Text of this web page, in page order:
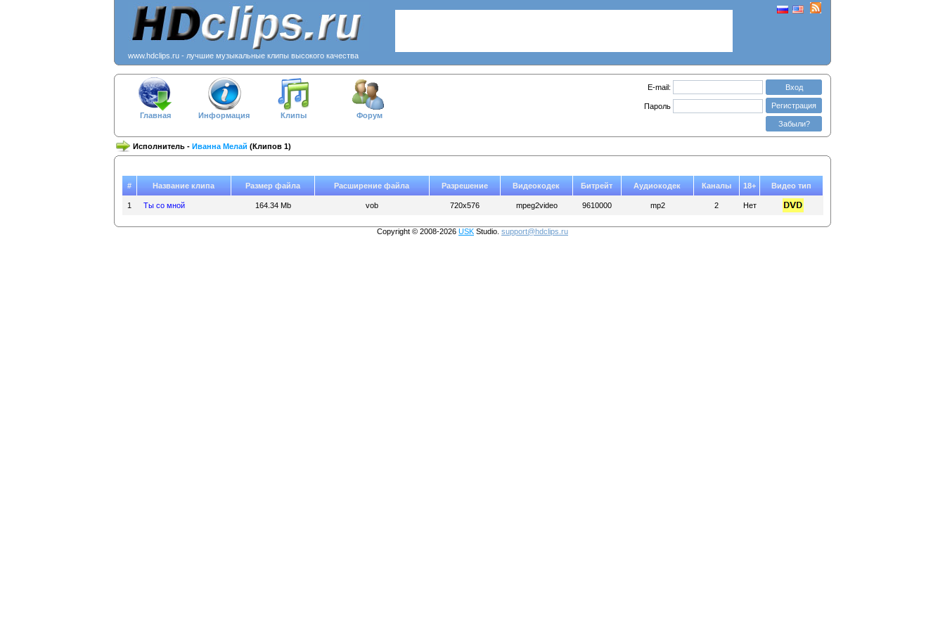
www.hdclips.ru - лучшие музыкальные клипы высокого качества
Главная Информация Клипы Форум
E-mail: Вход
Пароль Регистрация
Забыли?
Исполнитель - Иванна Мелай (Клипов 1)
# Название клипа Размер файла Расширение файла Разрешение Видеокодек Битрейт Аудиокодек Каналы 18+ Видео тип
1 Ты со мной 164.34 Mb vob 720x576 mpeg2video 9610000 mp2 2 Нет
Copyright © 2008-2026 USK Studio. support@hdclips.ru